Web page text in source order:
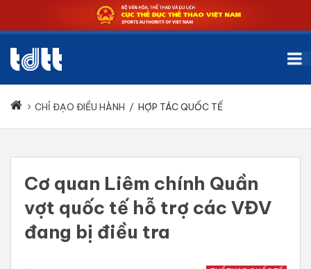
CHỈ ĐẠO ĐIỀU HÀNH / HỢP TÁC QUỐC TẾ
Cơ quan Liêm chính Quần
vợt quốc tế hỗ trợ các VĐV
đang bị điều tra